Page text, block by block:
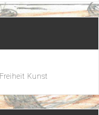
Freiheit Kunst